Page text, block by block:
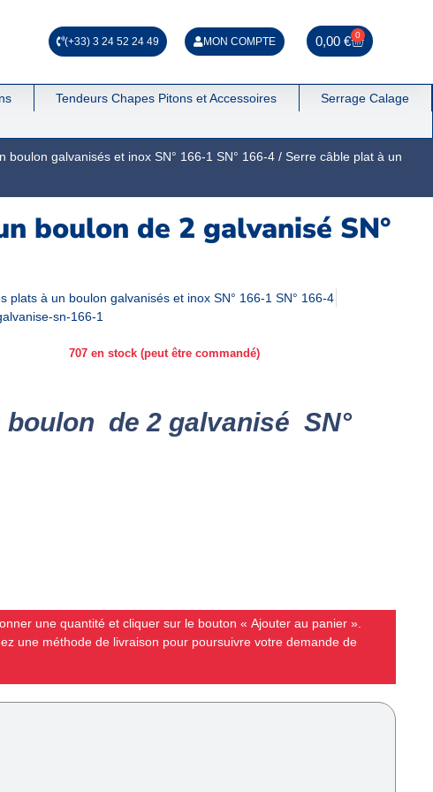
(+33) 3 24 52 24 49 MON COMPTE 0,00€ 0
Tendeurs Chapes Pitons et Accessoires
Serrage Calage
boulon galvanisés et inox SN° 166-1 SN° 166-4 / Serre câble plat à un
boulon de 2 galvanisé SN°
plats à un boulon galvanisés et inox SN° 166-1 SN° 166-4
sn-166-1
707 en stock (peut être commandé)
boulon de 2 galvanisé SN°
une quantité et cliquer sur le bouton « Ajouter au panier ».
une méthode de livraison pour poursuivre votre demande de